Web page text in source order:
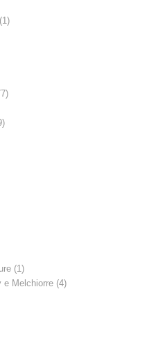
(1)
(1)
e Melchiorre (4)